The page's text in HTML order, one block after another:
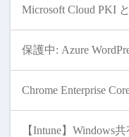
Microsoft Cloud PKI
保護中: Azure
Chrome Enterprise
【Intune】Windows